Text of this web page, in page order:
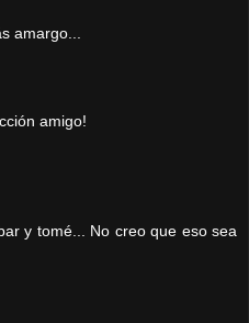
amargo...
amigo!
y tomé... No creo que eso sea